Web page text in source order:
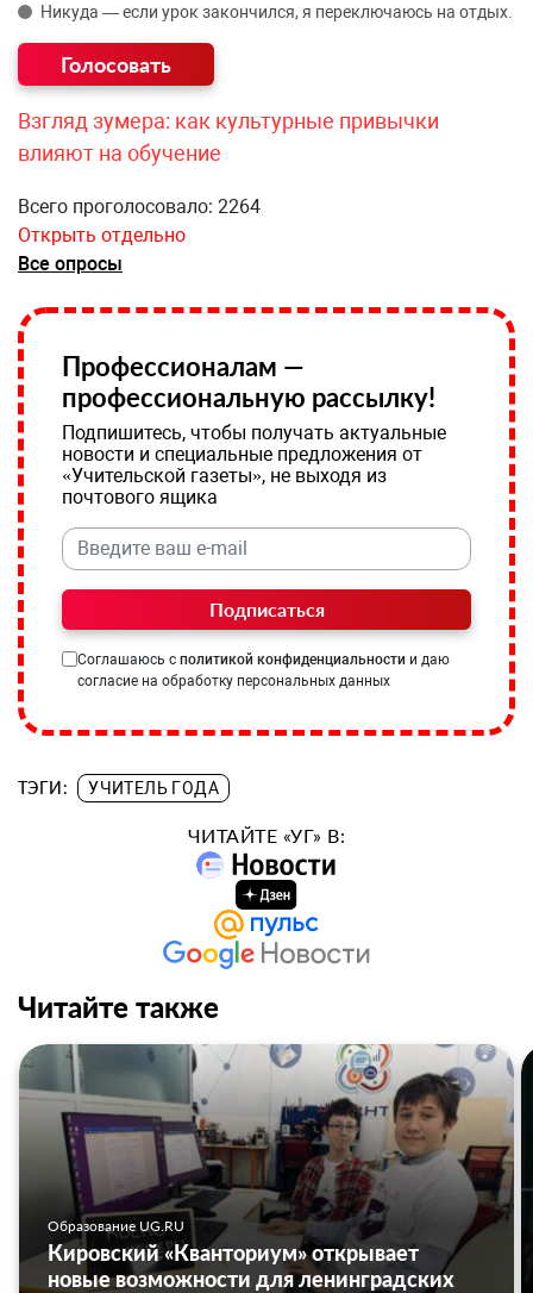
Никуда — если урок закончился, я переключаюсь на отдых.
Взгляд зумера: как культурные привычки
влияют на обучение
Всего проголосовало: 2264
Открыть отдельно
Все опросы
Профессионалам —
профессиональную рассылку!
Подпишитесь, чтобы получать актуальные
новости и специальные предложения от
«Учительской газеты», не выходя из
почтового ящика
Подписаться
Соглашаюсь с политикой конфиденциальности и даю
согласие на обработку персональных данных
ТЭГИ: УЧИТЕЛЬ ГОДА
ЧИТАЙТЕ «УГ» В:
Читайте также
Образование UG.RU
Кировский «Кванториум» открывает
новые возможности для ленинградских